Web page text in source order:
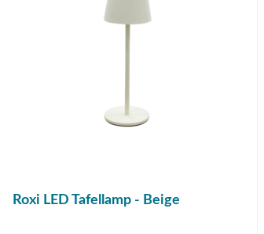
Roxi LED Tafellamp - Beige